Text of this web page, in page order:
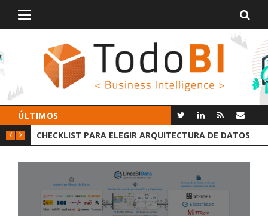
Alternar
ÚLTIMOS
DE DATOS
GROOT AI LINCEBI: LA NUEVA PLATAFORMA